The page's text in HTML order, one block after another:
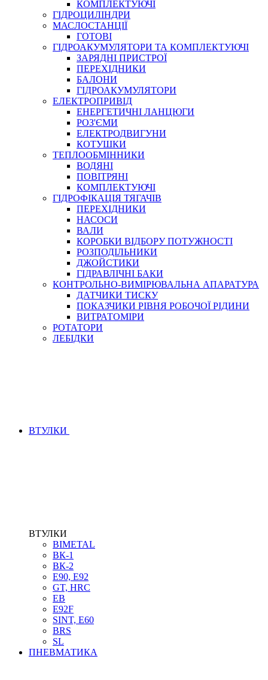
СПЕЦІАЛЬНІ
ГЕРМЕТИКИ
КЛЕЇ, ЦЕМЕНТИ, ЕПОКСИДКИ
РЕМОНТ ГІДРОЦИЛІНДРІВ
БОРЕКС, ЕО
КОМПЛЕКТУЮЧІ
ГІДРОЦИЛІНДРИ
МАСЛОСТАНЦІЇ
ГОТОВІ
ГІДРОАКУМУЛЯТОРИ ТА КОМПЛЕКТУЮЧІ
ЗАРЯДНІ ПРИСТРОЇ
ПЕРЕХІДНИКИ
БАЛОНИ
ГІДРОАКУМУЛЯТОРИ
ЕЛЕКТРОПРИВІД
ЕНЕРГЕТИЧНІ ЛАНЦЮГИ
РОЗ'ЄМИ
ЕЛЕКТРОДВИГУНИ
КОТУШКИ
ТЕПЛООБМІННИКИ
ВОДЯНІ
ПОВІТРЯНІ
КОМПЛЕКТУЮЧІ
ГІДРОФІКАЦІЯ ТЯГАЧІВ
ПЕРЕХІДНИКИ
НАСОСИ
ВАЛИ
КОРОБКИ ВІДБОРУ ПОТУЖНОСТІ
РОЗПОДІЛЬНИКИ
ДЖОЙСТИКИ
ГІДРАВЛІЧНІ БАКИ
КОНТРОЛЬНО-ВИМІРЮВАЛЬНА АПАРАТУРА
ДАТЧИКИ ТИСКУ
ПОКАЗЧИКИ РІВНЯ РОБОЧОЇ РІДИНИ
ВИТРАТОМІРИ
РОТАТОРИ
ЛЕБІДКИ
ВТУЛКИ
ВТУЛКИ
BIMETAL
ВК-1
ВК-2
Е90, E92
GT, HRC
EB
Е92F
SINT, E60
BRS
SL
ПНЕВМАТИКА